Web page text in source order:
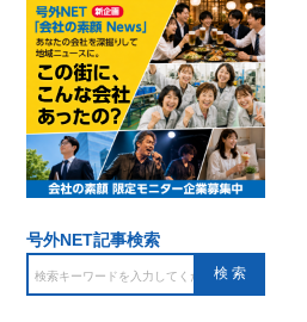
号外NET記事検索